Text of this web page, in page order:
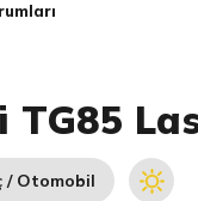
TG85
/ Otomobil